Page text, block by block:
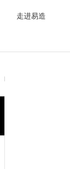
走进易造